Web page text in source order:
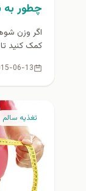
چطور
اگر وزن
کمک کنید
06-13
تغذيه سالم